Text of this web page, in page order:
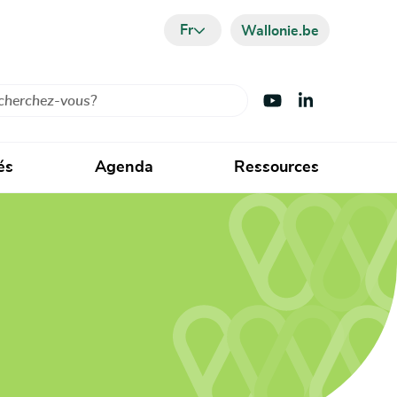
Fr Wallonie.be
Visiter Youtube
Visiter LinkedIn
Agenda Ressources